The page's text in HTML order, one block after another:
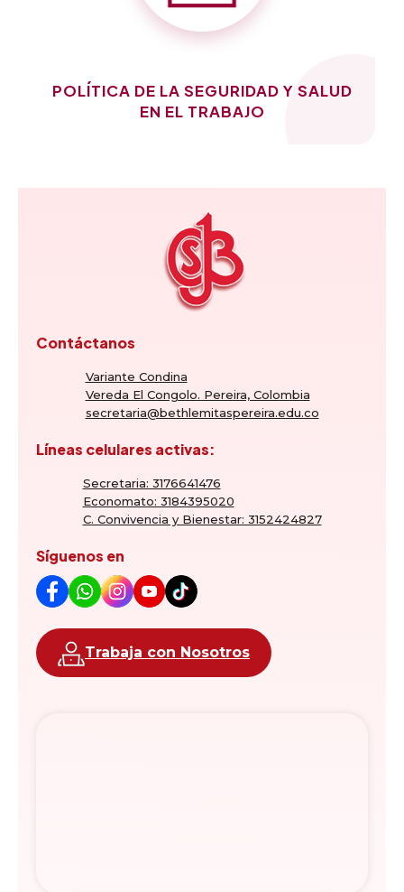
POLÍTICA DE LA SEGURIDAD Y SALUD
EN EL TRABAJO
Contáctanos
Variante Condina
Vereda El Congolo. Pereira, Colombia
secretaria@bethlemitaspereira.edu.co
Líneas celulares activas:
Secretaria: 3176641476
Economato: 3184395020
C. Convivencia y Bienestar: 3152424827
Síguenos en
Trabaja con Nosotros